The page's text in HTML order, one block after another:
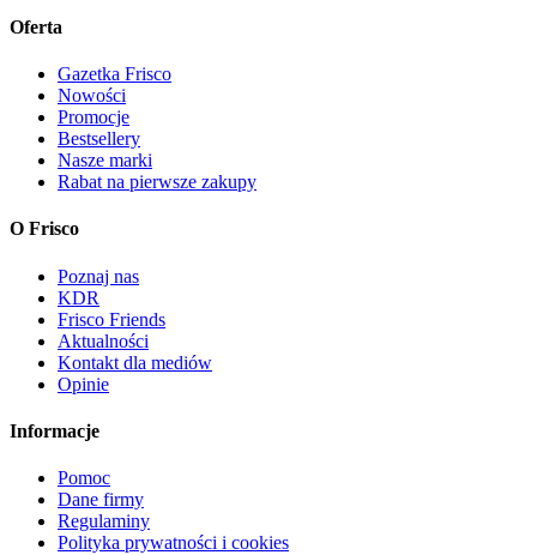
Oferta
Gazetka Frisco
Nowości
Promocje
Bestsellery
Nasze marki
Rabat na pierwsze zakupy
O Frisco
Poznaj nas
KDR
Frisco Friends
Aktualności
Kontakt dla mediów
Opinie
Informacje
Pomoc
Dane firmy
Regulaminy
Polityka prywatności i cookies